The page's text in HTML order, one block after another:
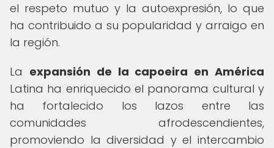
el respeto mutuo y la autoexpresión, lo que
ha contribuido a su popularidad y arraigo en
la región.
La expansión de la capoeira en América
Latina ha enriquecido el panorama cultural y
ha fortalecido los lazos entre las
comunidades afrodescendientes,
promoviendo la diversidad y el intercambio